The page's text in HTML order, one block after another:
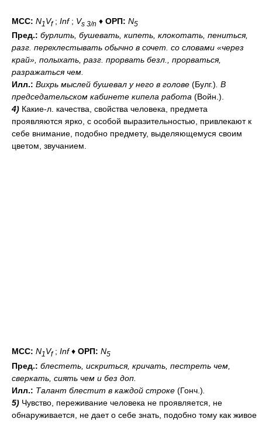
МСС: N1 Vf; Inf; Vs 3/n ♦ ОРП: N5
Пред.: бурлить, бушевать, кипеть, клокотать, пениться,
разг. перехлестывать обычно в сочет. со словами «через
край», полыхать, разг. прорвать безл., прорваться,
разражаться чем.
Илл.: Вихрь мыслей бушевал у него в голове (Булг.). В
председательском кабинете кипела работа (Войн.).
4) Какие-л. качества, свойства человека, предмета
проявляются ярко, с особой выразительностью, привлекают к
себе внимание, подобно предмету, выделяющемуся своим
цветом, звучанием.
МСС: N1 Vf; Inf ♦ ОРП: N5
Пред.: блестеть, искриться, кричать, пестреть чем,
сверкать, сиять чем и без доп.
Илл.: Талант блестит в каждой строке (Гонч.).
5) Чувство, переживание человека не проявляется, не
обнаруживается, не дает о себе знать, подобно тому как живое